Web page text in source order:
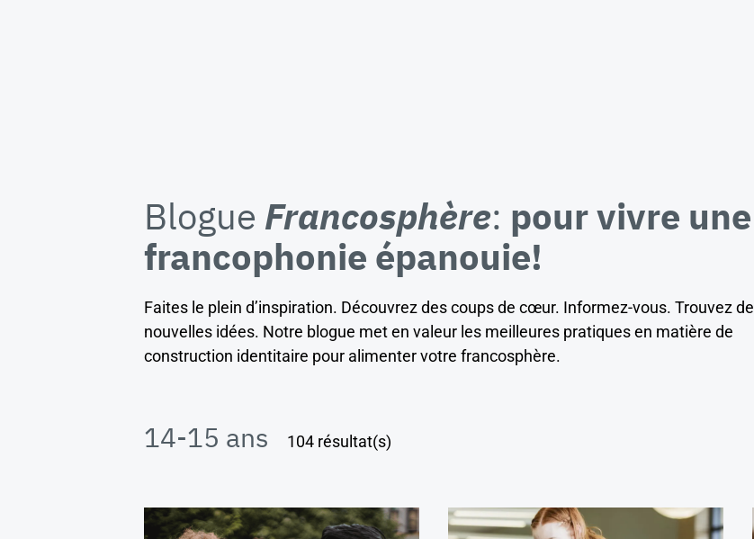
Blogue Francosphère: pour vivre une
francophonie épanouie!
Faites le plein d’inspiration. Découvrez des coups de cœur. Informez-vous. Trouvez de
nouvelles idées. Notre blogue met en valeur les meilleures pratiques en matière de
construction identitaire pour alimenter votre francosphère.
14-15 ans 104 résultat(s)